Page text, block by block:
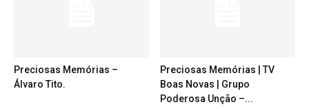
Preciosas Memórias –
Álvaro Tito.
Preciosas Memórias | TV
Boas Novas | Grupo
Poderosa Unção –...